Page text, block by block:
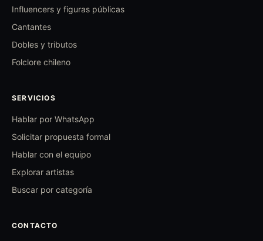
Influencers y figuras públicas
Cantantes
Dobles y tributos
Folclore chileno
SERVICIOS
Hablar por WhatsApp
Solicitar propuesta formal
Hablar con el equipo
Explorar artistas
Buscar por categoría
CONTACTO